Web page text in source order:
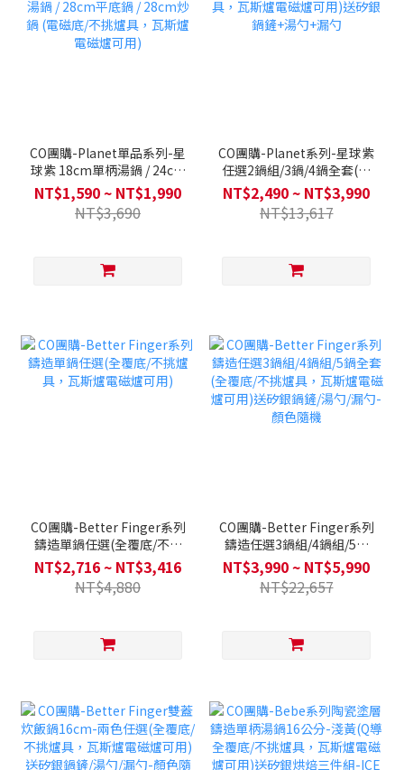
CO團購-Planet單品系列-星
球紫 18cm單柄湯鍋 / 24cm
淺湯鍋 / 28cm平底鍋 /
28cm炒鍋 (電磁底/不挑爐
具，瓦斯爐電磁爐可用)
NT$1,590 ~ NT$1,990
NT$3,690
CO團購-Planet系列-星球紫
任選2鍋組/3鍋/4鍋全套(不
挑爐具，瓦斯爐電磁爐可用)
送矽銀鍋鏟+湯勺+漏勺
NT$2,490 ~ NT$3,990
NT$13,617
CO團購-Better Finger系列
鑄造單鍋任選(全覆底/不挑
爐具，瓦斯爐電磁爐可用)
NT$2,716 ~ NT$3,416
NT$4,880
CO團購-Better Finger系列
鑄造任選3鍋組/4鍋組/5鍋
全套 (全覆底/不挑爐具，瓦
斯爐電磁爐可用)送矽銀鍋
鏟/湯勺/漏勺-顏色隨機
NT$3,990 ~ NT$5,990
NT$22,657